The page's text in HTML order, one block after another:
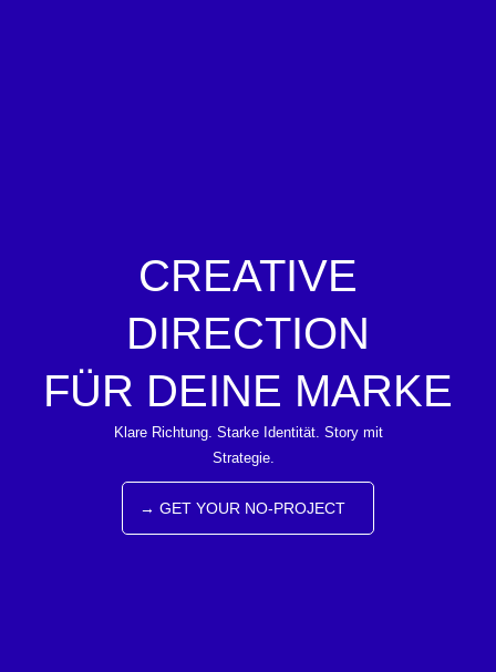
CREATIVE
DIRECTION
FÜR DEINE MARKE
Klare Richtung. Starke Identität. Story mit
Strategie.
→ GET YOUR NO-PROJECT